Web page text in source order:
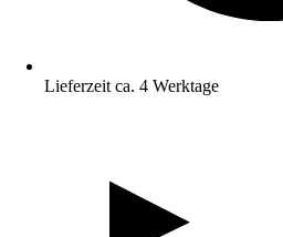
Lieferzeit ca. 4 Werktage